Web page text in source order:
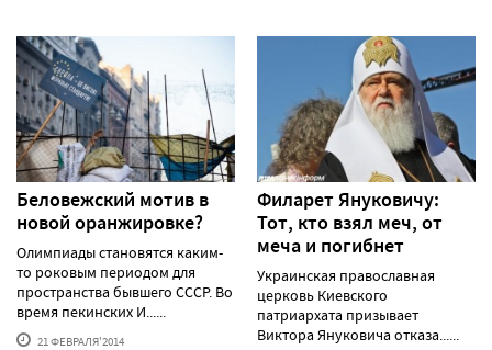
Беловежский мотив в
новой оранжировке?
Олимпиады становятся каким-
то роковым периодом для
пространства бывшего СССР. Во
время пекинских И......
21 ФЕВРАЛЯ'2014
Филарет Януковичу:
Тот, кто взял меч, от
меча и погибнет
Украинская православная
церковь Киевского
патриархата призывает
Виктора Януковича отказа......